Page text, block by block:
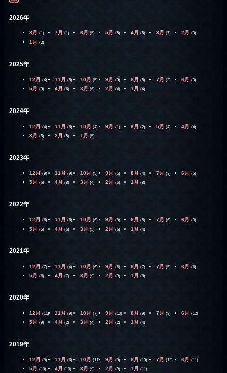
2026年
8月 (1) 7月 (1) 6月 (5) 5月 (5) 4月 (5) 3月 (7) 2月 (3)
1月 (3)
2025年
12月 (4) 11月 (5) 10月 (5) 9月 (3) 8月 (5) 7月 (3) 6月 (3)
5月 (3) 4月 (6) 3月 (6) 2月 (4) 1月 (4)
2024年
12月 (4) 11月 (6) 10月 (4) 9月 (1) 6月 (2) 5月 (4) 4月 (4)
3月 (5) 2月 (5) 1月 (5)
2023年
12月 (9) 11月 (9) 10月 (5) 9月 (5) 8月 (4) 7月 (3) 6月 (5)
5月 (6) 4月 (8) 3月 (4) 2月 (6) 1月 (8)
2022年
12月 (6) 11月 (6) 10月 (6) 9月 (8) 8月 (5) 7月 (6) 6月 (3)
5月 (5) 4月 (6) 3月 (5) 2月 (6) 1月 (4)
2021年
12月 (7) 11月 (4) 10月 (6) 9月 (5) 8月 (7) 7月 (5) 6月 (6)
5月 (6) 4月 (7) 3月 (9) 2月 (9) 1月 (8)
2020年
12月 (11) 11月 (9) 10月 (7) 9月 (10) 8月 (9) 7月 (9) 6月 (12)
5月 (9) 4月 (2) 3月 (4) 2月 (2) 1月 (4)
2019年
12月 (8) 11月 (6) 10月 (11) 9月 (9) 8月 (13) 7月 (12) 6月 (11)
5月 (10) 4月 (10) 3月 (9) 2月 (9) 1月 (11)